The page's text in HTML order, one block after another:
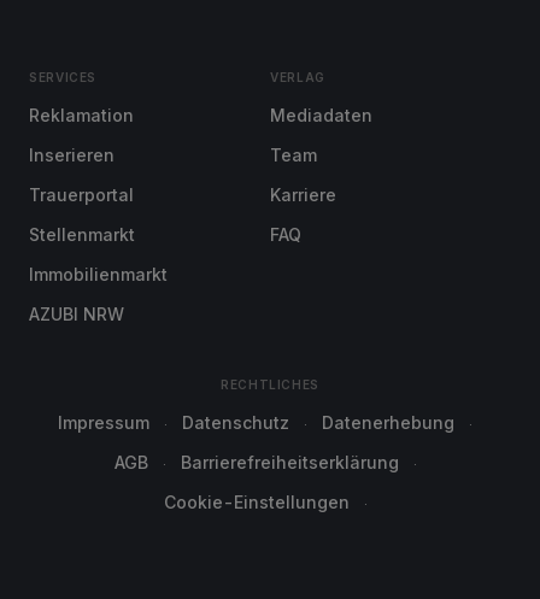
SERVICES
Reklamation
Inserieren
Trauerportal
Stellenmarkt
Immobilienmarkt
AZUBI NRW
VERLAG
Mediadaten
Team
Karriere
FAQ
RECHTLICHES
Impressum Datenschutz
Datenerhebung
AGB
Barrierefreiheitserklärung
Cookie-Einstellungen